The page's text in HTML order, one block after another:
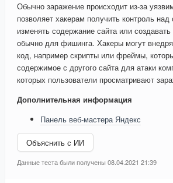
Обычно заражение происходит из-за
позволяет хакерам получить контроль
изменять содержание сайта или
обычно для фишинга. Хакеры могут
код, например скрипты или фреймы,
содержимое с другого сайта для атаки
которых пользователи просматривают
Дополнительная информация
Панель веб-мастера Яндекс
Объяснить с ИИ
Данные теста были получены 08.04.2021 21:39